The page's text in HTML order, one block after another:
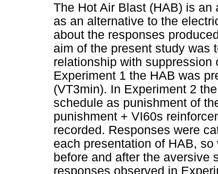
The Hot Air Blast (HAB) is
as an alternative to the
about the responses
aim of the present study was
relationship with
Experiment 1 the HAB was
(VT3min). In Experiment 2
schedule as punishment of
punishment + VI60s
recorded. Responses were
each presentation of HAB,
before and after the aversive
responses observed in